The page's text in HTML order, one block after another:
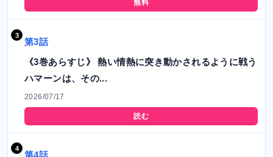
無料
第3話
《3巻あらすじ》 熱い情熱に突き動かされるように戦う
ハマーンは、その...
2026/07/17
読む
第4話